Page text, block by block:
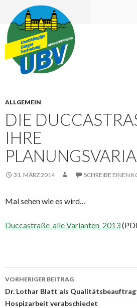
ALLGEMEIN
DIE
HRE P
31. MÄRZ 2014 SCHREIBE EINEN
Mal sehen wie es wird…
Duccastraße_alle Varianten_2013
Beitrags-
Navigation
VORHERIGER BEITRAG
Dr. Lothar Blatt als
Hospizarbeit verabschiedet